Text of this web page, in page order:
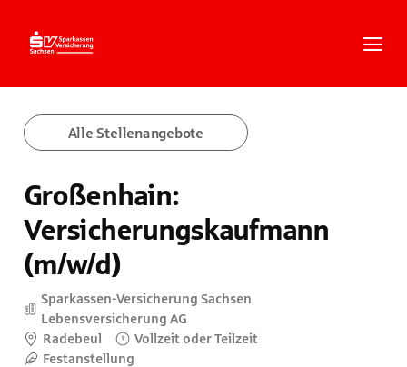
Inhalt
springen
Navigation
Zum
Footer
Alle Stellenangebote
Großenhain:
Versicherungskaufmann
(m/w/d)
Sparkassen-Versicherung Sachsen
Lebensversicherung AG
Radebeul
Vollzeit oder Teilzeit
Festanstellung